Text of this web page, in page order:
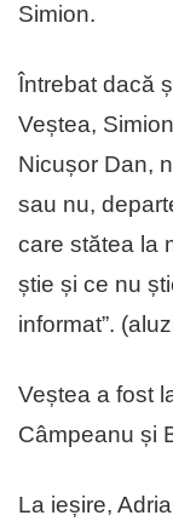
Simion.
Întrebat dacă
Veștea,
Nicușor Dan,
sau nu,
care stătea la
știe și ce nu
informat”.
Veștea a fost
Câmpeanu și
La ieșire,